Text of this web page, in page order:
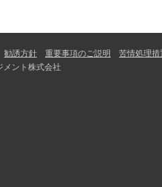
勧誘方針 重要事項のご説明
苦情処理
ント株式会社